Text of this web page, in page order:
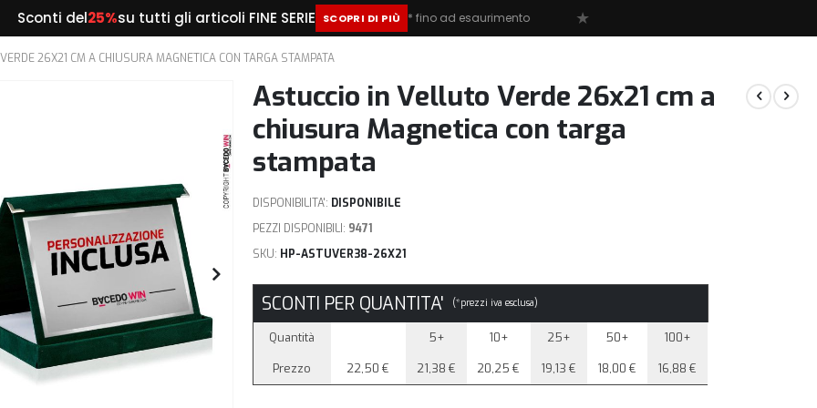
25%su tutti gli articoli FINE SERIE SCOPRI DI PIÙ * fino ad esaurimento ★
26X21 CM A CHIUSURA MAGNETICA CON TARGA STAMPATA
Astuccio in Velluto Verde 26x21 cm a
chiusura Magnetica con targa
stampata
DISPONIBILITA': DISPONIBILE
PEZZI DISPONIBILI: 9471
SKU HP-ASTUVER38-26X21
SCONTI PER QUANTITA' (*prezzi iva esclusa)
Quantità 5+ 10+ 25+ 50+
100+
Prezzo
22,50 € 21,38 € 20,25 € 19,13 € 18,00 € 16,88 €